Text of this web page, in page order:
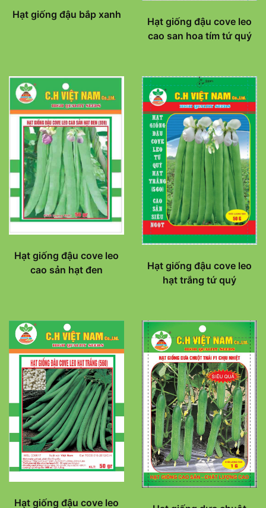
Hạt giống đậu bắp xanh
Hạt giống đậu cove leo
cao san hoa tím tứ quý
Hạt giống đậu cove leo
cao sản hạt đen
Hạt giống đậu cove leo
hạt trắng tứ quý
Hạt giống đậu cove leo